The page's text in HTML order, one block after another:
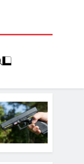
Unschuldiges